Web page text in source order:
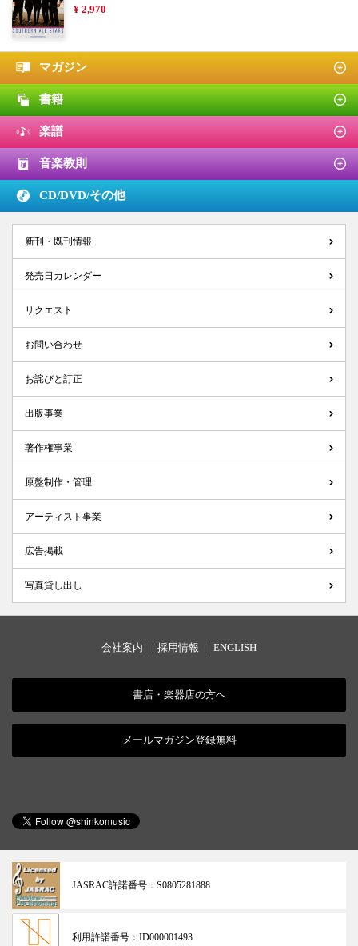
¥ 2,970
マガジン
書籍
楽譜
音楽教則
CD/DVD/その他
新刊・既刊情報
発売日カレンダー
リクエスト
お問い合わせ
お詫びと訂正
出版事業
著作権事業
原盤制作・管理
アーティスト事業
広告掲載
写真貸し出し
会社案内 | 採用情報 | ENGLISH
書店・楽器店の方へ
メールマガジン登録無料
JASRAC許諾番号： S0805281888
利用許諾番号： ID000001493